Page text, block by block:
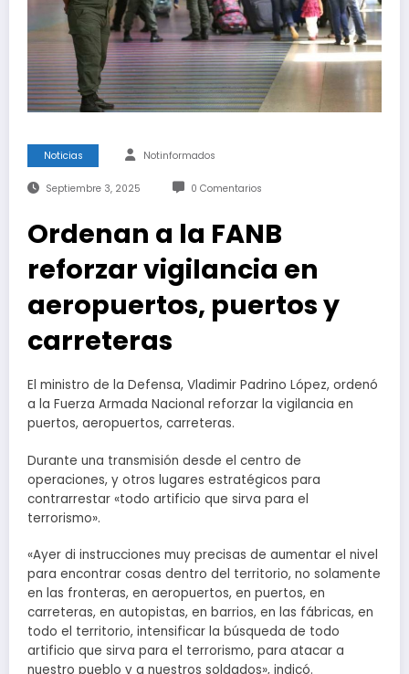
Noticias Notinformados
Septiembre 3, 2025 0 Comentarios
Ordenan a la FANB
reforzar vigilancia en
aeropuertos, puertos y
carreteras
El ministro de la Defensa, Vladimir Padrino López, ordenó
a la Fuerza Armada Nacional reforzar la vigilancia en
puertos, aeropuertos, carreteras.
Durante una transmisión desde el centro de
operaciones, y otros lugares estratégicos para
contrarrestar «todo artificio que sirva para el
terrorismo».
«Ayer di instrucciones muy precisas de aumentar el nivel
para encontrar cosas dentro del territorio, no solamente
en las fronteras, en aeropuertos, en puertos, en
carreteras, en autopistas, en barrios, en las fábricas, en
todo el territorio, intensificar la búsqueda de todo
artificio que sirva para el terrorismo, para atacar a
nuestro pueblo y a nuestros soldados», indicó.